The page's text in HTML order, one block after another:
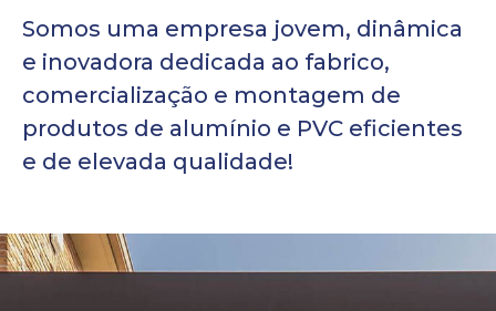
Somos uma empresa jovem, dinâmica
e inovadora dedicada ao fabrico,
comercialização e montagem de
produtos de alumínio e PVC eficientes
e de elevada qualidade!